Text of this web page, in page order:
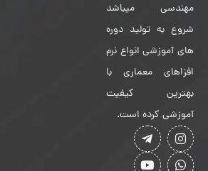
مهندسی میباشد
شروع به تولید دوره
های آموزشی انواع نرم
افزاهای معماری با
بهترین کیفیت
آموزشی کرده است.